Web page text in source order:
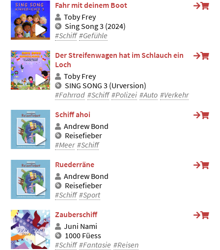
Fahr mit deinem Boot
Toby Frey
Sing Song 3 (2024)
#Schiff #Gefühle
Der Streifenwagen hat im Schlauch ein
Loch
Toby Frey
SING SONG 3 (Urversion)
#Fahrrad #Schiff #Polizei #Auto #Verkehr
Schiff ahoi
Andrew Bond
Reisefieber
#Meer #Schiff
Ruederräne
Andrew Bond
Reisefieber
#Schiff #Sport
Zauberschiff
Juni Nami
1000 Füess
#Schiff #Fantasie #Reisen